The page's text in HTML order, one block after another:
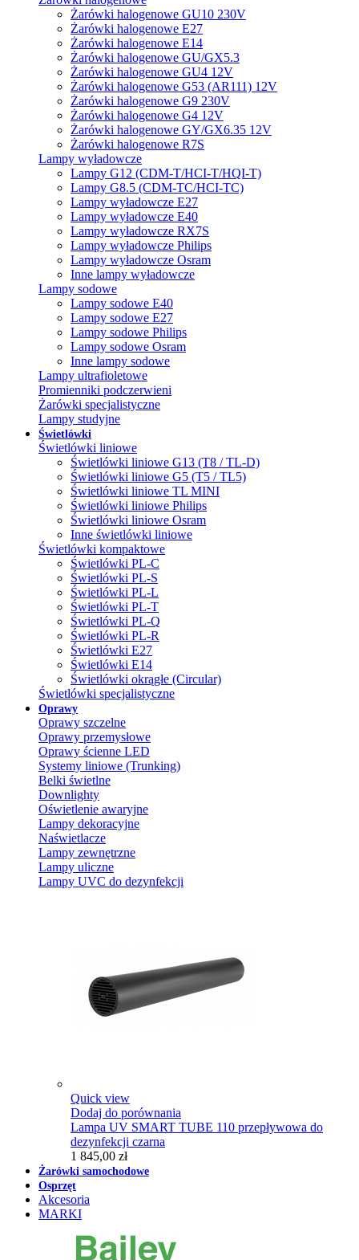
Żarówki halogenowe GU10 230V
Żarówki halogenowe E27
Żarówki halogenowe E14
Żarówki halogenowe GU/GX5.3
Żarówki halogenowe GU4 12V
Żarówki halogenowe G53 (AR111) 12V
Żarówki halogenowe G9 230V
Żarówki halogenowe G4 12V
Żarówki halogenowe GY/GX6.35 12V
Żarówki halogenowe R7S
Lampy wyładowcze
Lampy G12 (CDM-T/HCI-T/HQI-T)
Lampy G8.5 (CDM-TC/HCI-TC)
Lampy wyładowcze E27
Lampy wyładowcze E40
Lampy wyładowcze RX7S
Lampy wyładowcze Philips
Lampy wyładowcze Osram
Inne lampy wyładowcze
Lampy sodowe
Lampy sodowe E40
Lampy sodowe E27
Lampy sodowe Philips
Lampy sodowe Osram
Inne lampy sodowe
Lampy ultrafioletowe
Promienniki podczerwieni
Żarówki specjalistyczne
Lampy studyjne
Świetlówki
Świetlówki liniowe
Świetlówki liniowe G13 (T8 / TL-D)
Świetlówki liniowe G5 (T5 / TL5)
Świetlówki liniowe TL MINI
Świetlówki liniowe Philips
Świetlówki liniowe Osram
Inne świetlówki liniowe
Świetlówki kompaktowe
Świetlówki PL-C
Świetlówki PL-S
Świetlówki PL-L
Świetlówki PL-T
Świetlówki PL-Q
Świetlówki PL-R
Świetlówki E27
Świetlówki E14
Świetlówki okrągłe (Circular)
Świetlówki specjalistyczne
Oprawy
Oprawy szczelne
Oprawy przemysłowe
Oprawy ścienne LED
Systemy liniowe (Trunking)
Belki świetlne
Downlighty
Oświetlenie awaryjne
Lampy dekoracyjne
Naświetlacze
Lampy zewnętrzne
Lampy uliczne
Lampy UVC do dezynfekcji
Quick view
Dodaj do porównania
Lampa UV SMART TUBE 110 przepływowa do
dezynfekcji czarna
1 845,00 zł
Żarówki samochodowe
Osprzęt
Akcesoria
MARKI